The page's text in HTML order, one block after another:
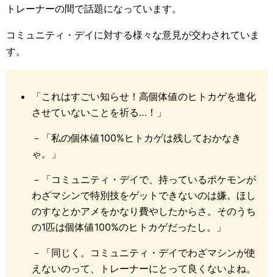
トレーナーの間で話題になっています。
コミュニティ・デイに対する様々な意見が交わされていま
す。
「これはすごい知らせ！高個体値のヒトカゲを進化
させていないことを祈る…！」
－「私の個体値100%ヒトカゲは残しておかなき
ゃ。」
－「コミュニティ・デイで、持っているポケモンが
わざマシンで特別技をゲットできないのは嫌。ほし
のすなとかアメをかなり費やしたからさ。そのうち
の1匹は個体値100%のヒトカゲだったし。」
－「同じく。コミュニティ・デイでわざマシンが使
えないのって、トレーナーにとって良くないよね。